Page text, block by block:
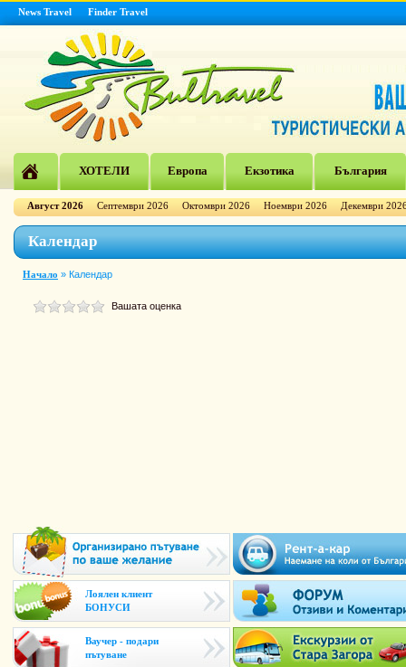
News Travel Finder Travel
ХОТЕЛИ Европа Екзотика България
Август 2026 Септември 2026 Октомври 2026 Ноември 2026 Декември
Календар
Начало » Календар
Вашата оценка
Лоялен клиент
БОНУСИ
Ваучер - подари
пътуване